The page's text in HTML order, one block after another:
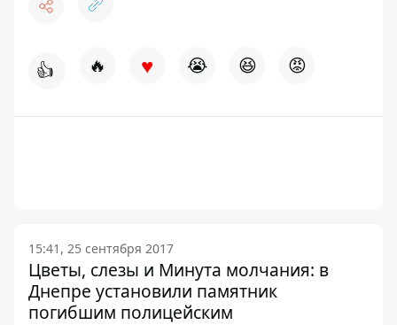
👍 🔥 ♥ 😭 😆 😡
15:41, 25 сентября 2017
Цветы, слезы и Минута молчания: в
Днепре установили памятник
погибшим полицейским